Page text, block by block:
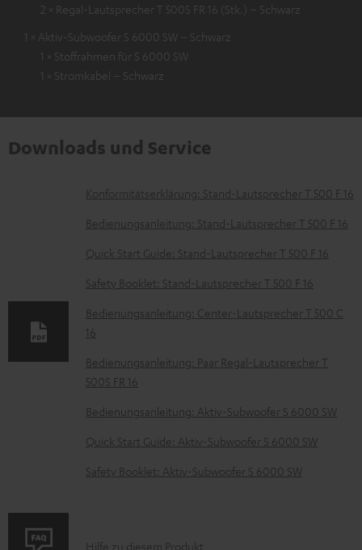
2 × Regal-Lautsprecher T 500S FR 16 (Stk.) – Schwarz
1 × Aktiv-Subwoofer S 6000 SW – Schwarz
1 × Stoffrahmen für S 6000 SW
1 × Stromkabel – Schwarz
Downloads und Service
D
o
u
m
e
n
t
e
z
u
m
H
Konformitätserklärung: Stand-Lautsprecher T 500 F 16
Bedienungsanleitung: Stand-Lautsprecher T 500 F 16
Quick Start Guide: Stand-Lautsprecher T 500 F 16
Safety Booklet: Stand-Lautsprecher T 500 F 16
Bedienungsanleitung: Center-Lautsprecher T 500 C
16
Bedienungsanleitung: Paar Regal-Lautsprecher T
500S FR 16
Bedienungsanleitung: Aktiv-Subwoofer S 6000 SW
Quick Start Guide: Aktiv-Subwoofer S 6000 SW
Safety Booklet: Aktiv-Subwoofer S 6000 SW
Hilfe zu diesem Produkt